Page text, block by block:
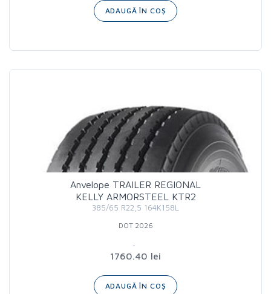
ADAUGĂ ÎN COȘ
Anvelope TRAILER REGIONAL
KELLY ARMORSTEEL KTR2
385/65 R22,5 164K158L
DOT 2026
1760.40 lei
ADAUGĂ ÎN COȘ